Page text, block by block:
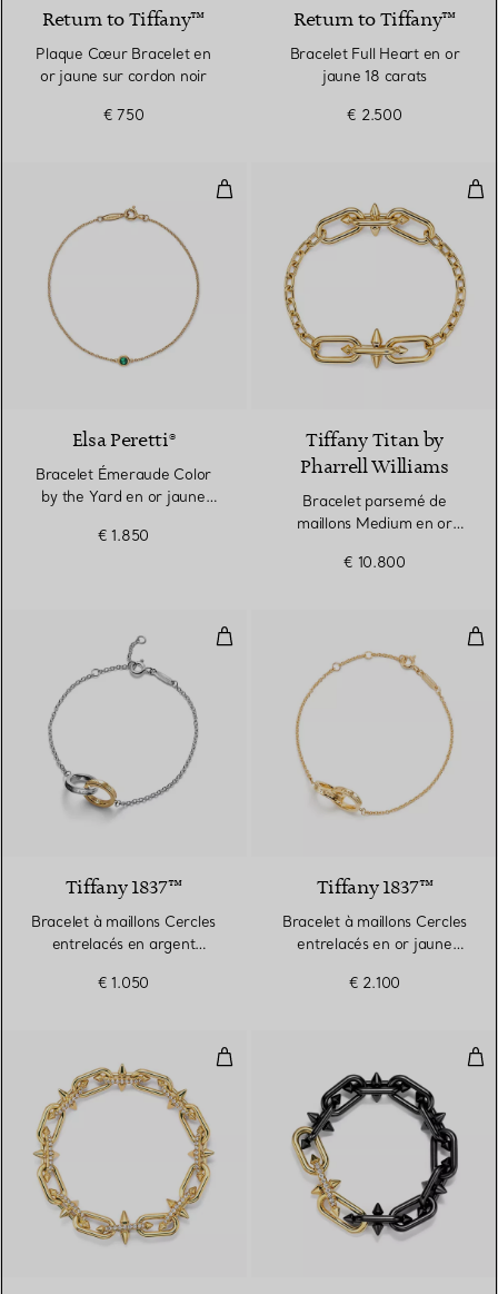
Return to Tiffany™
Plaque Cœur Bracelet en
or jaune sur cordon noir
€ 750
Return to Tiffany™
Bracelet Full Heart en or
jaune 18 carats
€ 2.500
Bracelet Émeraude Color by
Elsa Peretti®
Bracelet Émeraude Color
by the Yard en or jaune
€ 1.850
Tiffany Titan by
Pharrell Williams
Bracelet parsemé de
maillons Medium en or
€ 10.800
Bracelet à maillons Cercles
Tiffany 1837™
Bracelet à maillons Cercles
entrelacés en argent
18 carats
€ 1.050
Tiffany 1837™
Bracelet à maillons Cercles
entrelacés en or jaune
€ 2.100
Bracelet à maillons en or 18
2 Matériaux